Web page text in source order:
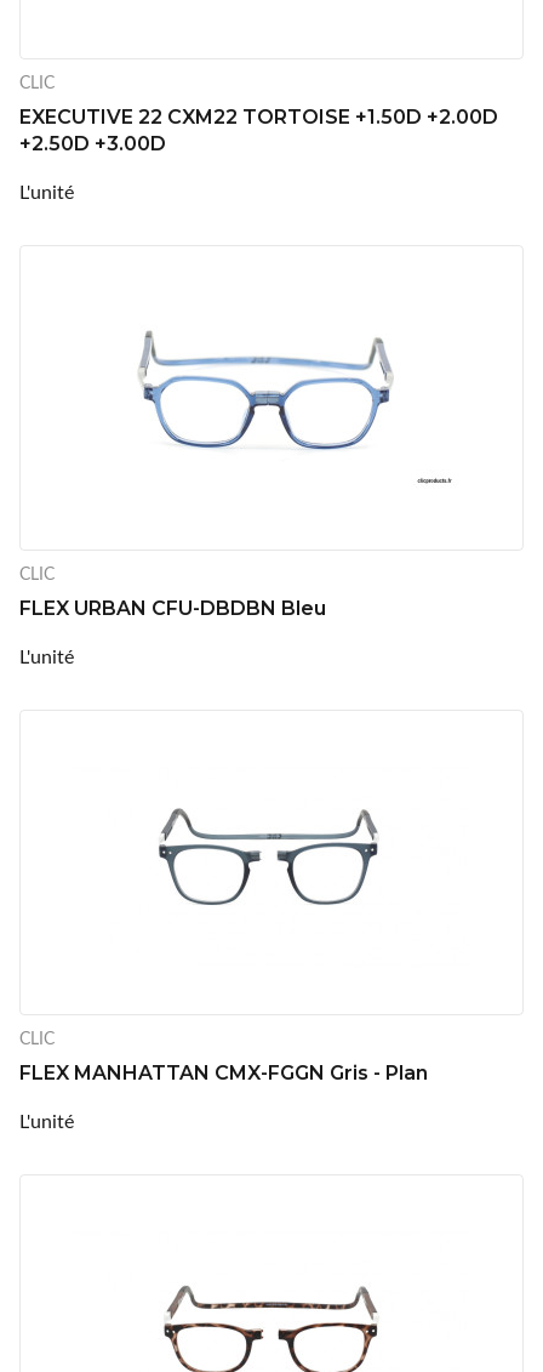
CLIC
EXECUTIVE 22 CXM22 TORTOISE +1.50D +2.00D
+2.50D +3.00D
L'unité
CLIC
FLEX URBAN CFU-DBDBN Bleu
L'unité
CLIC
FLEX MANHATTAN CMX-FGGN Gris - Plan
L'unité